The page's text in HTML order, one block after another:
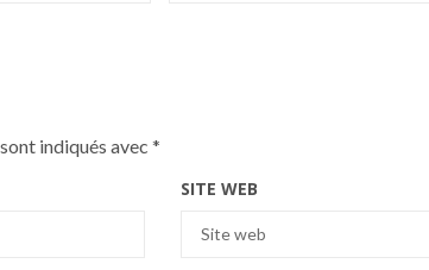
indiqués avec *
SITE WEB